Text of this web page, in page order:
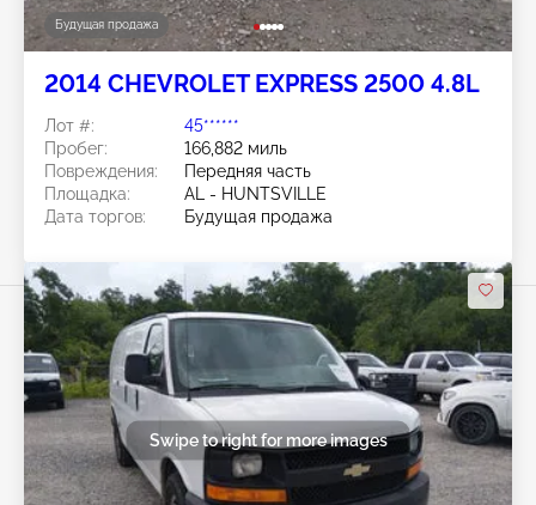
Будущая продажа
2014 CHEVROLET EXPRESS 2500 4.8L
Лот #:
45******
Пробег:
166,882 миль
Повреждения:
Передняя часть
Площадка:
AL - HUNTSVILLE
Дата торгов:
Будущая продажа
Swipe to right for more images